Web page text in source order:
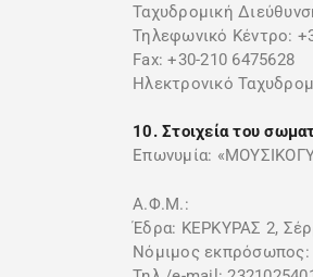
Ταχυδρομική
Τηλεφωνικό Κέντρο:
Fax: +30-210 6475628
Ηλεκτρονικό
10. Στοιχεία του
Επωνυμία:
Α.Φ.Μ.:
Έδρα: ΚΕΡΚΥΡΑΣ 2,
Νόμιμος